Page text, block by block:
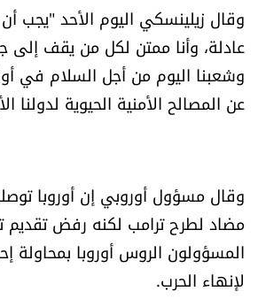
وقال زيلينسكي اليوم الأحد "يجب
عادلة، وأنا ممتن لكل من يقف إلى
وشعبنا اليوم من أجل السلام في
عن المصالح الأمنية الحيوية لدولنا
وقال مسؤول أوروبي إن أوروبا
مضاد لطرح ترامب لكنه رفض تقديم
المسؤولون الروس أوروبا بمحاولة
لإنهاء الحرب.